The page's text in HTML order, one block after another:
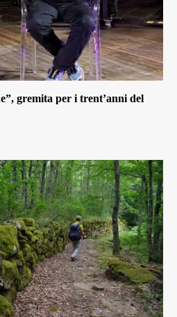
gremita per i trent’anni del